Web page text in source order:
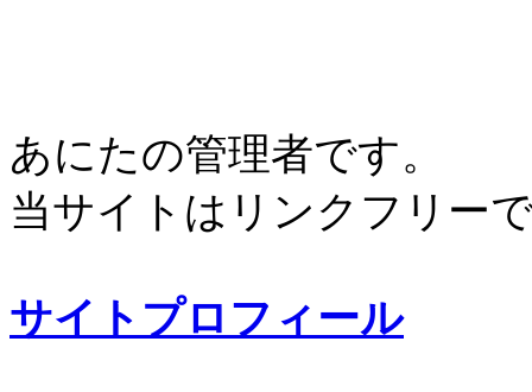
あにたの管理者です。
当サイトはリンクフリー
サイトプロフィール